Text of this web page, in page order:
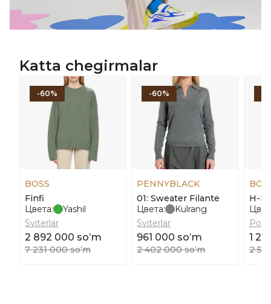
Katta chegirmalar
-60%
BOSS
Finfi
Цвета:
Yashil
Sviterlar
2 892 000 soʻm
7 231 000 soʻm
-60%
PENNYBLACK
01: Sweater Filante
Цвета:
Kulrang
Sviterlar
961 000 soʻm
2 402 000 soʻm
H-
Polo
1
2